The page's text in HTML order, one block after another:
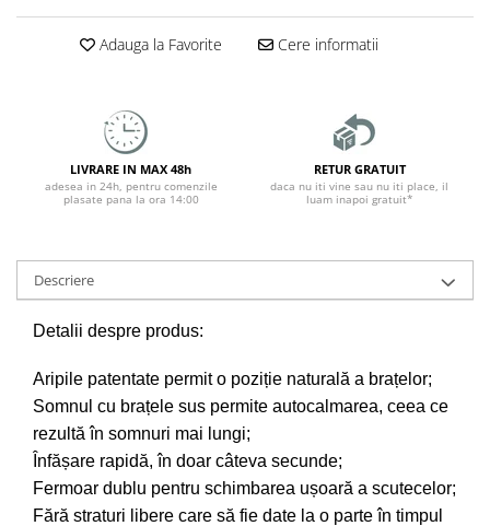
Adauga la Favorite Cere informatii
LIVRARE IN MAX 48h
adesea in 24h, pentru comenzile
plasate pana la ora 14:00
RETUR GRATUIT
daca nu iti vine sau nu iti place, il
luam inapoi gratuit*
Descriere
Detalii despre produs:
Aripile patentate permit o poziție naturală a brațelor;
Somnul cu brațele sus permite autocalmarea, ceea ce
rezultă în somnuri mai lungi;
Înfășare rapidă, în doar câteva secunde;
Fermoar dublu pentru schimbarea ușoară a scutecelor;
Fără straturi libere care să fie date la o parte în timpul